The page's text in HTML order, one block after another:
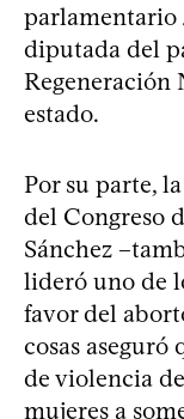
parlamentario
diputada del
Regeneración
estado.
Por su parte,
del Congreso
Sánchez
lideró uno de
favor del
cosas aseguró
de violencia
mujeres a